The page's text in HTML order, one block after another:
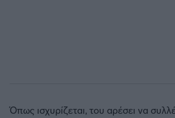
Όπως ισχυρίζεται, του αρέσει να